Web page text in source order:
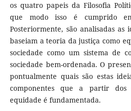
os quatro papeis da Filosofia
que modo isso é cumprido
Posteriormente, são analisadas as
baseiam a teoria da justiça como
sociedade como um sistema de
sociedade bem-ordenada. O
pontualmente quais são estas
componentes que a partir
equidade é fundamentada.